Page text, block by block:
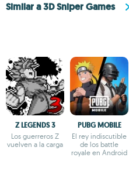
Similar a 3D Sniper Games
Z LEGENDS 3
Los guerreros Z
vuelven a la carga
PUBG MOBILE
El rey indiscutible
de los battle
royale en Android